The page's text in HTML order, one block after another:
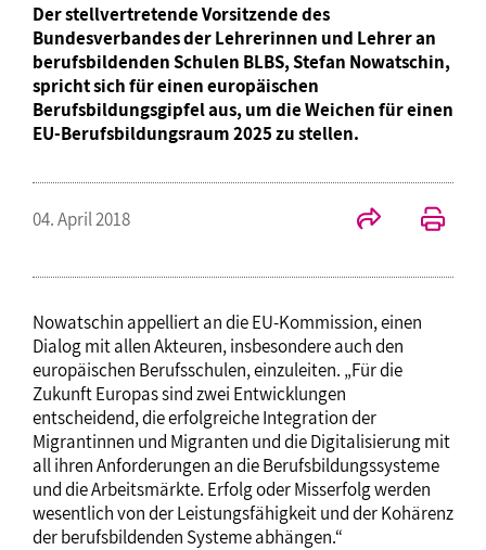
Der stellvertretende Vorsitzende des
Bundesverbandes der Lehrerinnen und Lehrer an
berufsbildenden Schulen BLBS, Stefan Nowatschin,
spricht sich für einen europäischen
Berufsbildungsgipfel aus, um die Weichen für einen
EU-Berufsbildungsraum 2025 zu stellen.
04. April 2018
Nowatschin appelliert an die EU-Kommission, einen
Dialog mit allen Akteuren, insbesondere auch den
europäischen Berufsschulen, einzuleiten. „Für die
Zukunft Europas sind zwei Entwicklungen
entscheidend, die erfolgreiche Integration der
Migrantinnen und Migranten und die Digitalisierung mit
all ihren Anforderungen an die Berufsbildungssysteme
und die Arbeitsmärkte. Erfolg oder Misserfolg werden
wesentlich von der Leistungsfähigkeit und der Kohärenz
der berufsbildenden Systeme abhängen.“